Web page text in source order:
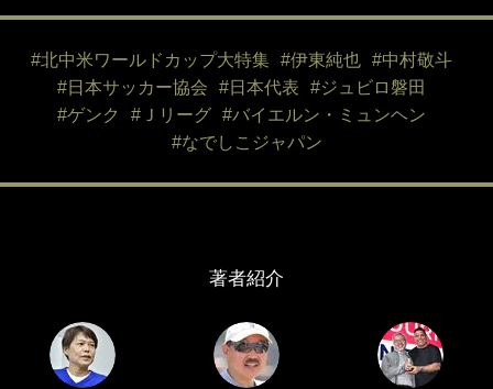
#北中米ワールドカップ大特集 #伊東純也
#中村敬斗
#日本サッカー協会
#日本代表
#ジュビロ磐田
#ゲンク
#Ｊリーグ
#バイエルン・ミュンヘン
#なでしこジャパン
著者紹介